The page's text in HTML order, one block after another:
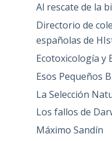
Al rescate de la
Directorio de
españolas de
Ecotoxicología y
Esos Pequeños
La Selección
Los fallos de
Máximo Sandín